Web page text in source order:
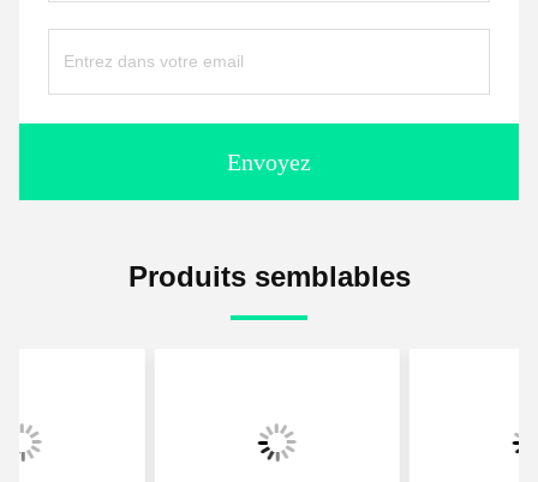
Envoyez
Produits semblables